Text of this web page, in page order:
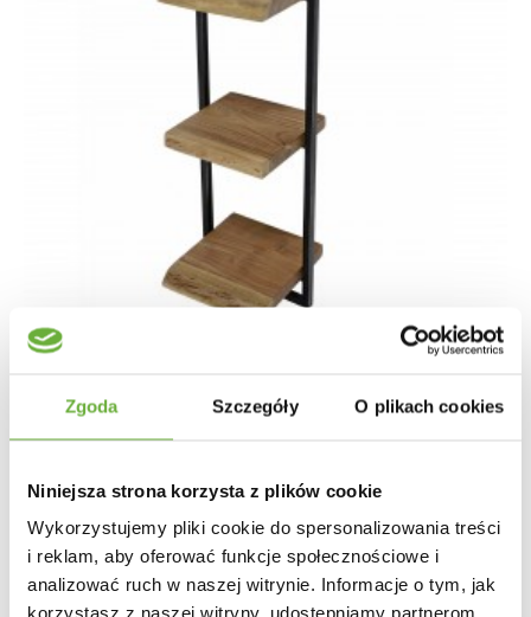
Zgoda Szczegóły O plikach cookies
Niniejsza strona korzysta z plików cookie
Wykorzystujemy pliki cookie do spersonalizowania treści
i reklam, aby oferować funkcje społecznościowe i
analizować ruch w naszej witrynie. Informacje o tym, jak
korzystasz z naszej witryny, udostępniamy partnerom
PÓŁKA PLAATE 30 X 100 CM
411,18 zł 489,50 zł -16%